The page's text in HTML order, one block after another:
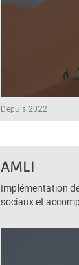
Depuis 2022
AMLI
Implémentation
sociaux et